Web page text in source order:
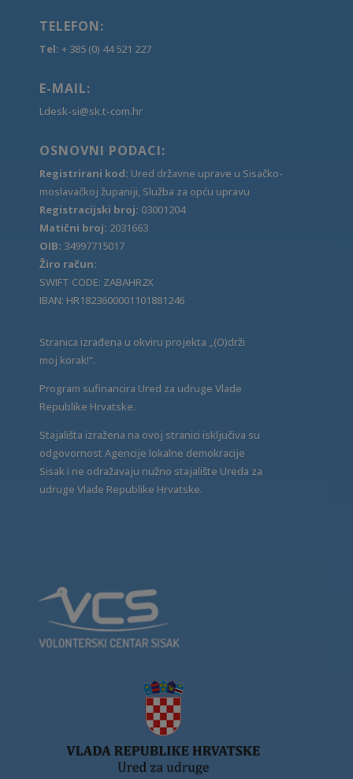
TELEFON:
Tel: + 385 (0) 44 521 227
E-MAIL:
Ldesk-si@sk.t-com.hr
OSNOVNI PODACI:
Registrirani kod: Ured državne uprave u Sisačko-
moslavačkoj županiji, Služba za opću upravu
Registracijski broj: 03001204
Matični broj: 2031663
OIB: 34997715017
Žiro račun:
SWIFT CODE: ZABAHR2X
IBAN: HR1823600001101881246
Stranica izrađena u okviru projekta „(O)drži
moj korak!“.
Program sufinancira Ured za udruge Vlade
Republike Hrvatske.
Stajališta izražena na ovoj stranici isključiva su
odgovornost Agencije lokalne demokracije
Sisak i ne odražavaju nužno stajalište Ureda za
udruge Vlade Republike Hrvatske.